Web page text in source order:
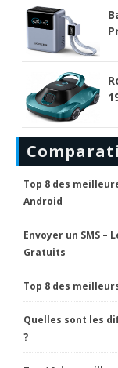
Top 8 des
Android
Envoyer un SMS –
Gratuits
Top 8 des
Quelles sont les
?